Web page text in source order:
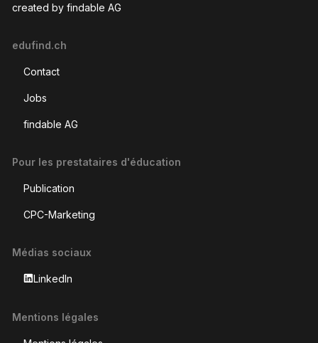
created by findable AG
edufind.ch
Contact
Jobs
findable AG
Pour les prestataires d'éducation
Publication
CPC-Marketing
Médias sociaux
LinkedIn
Mentions légales